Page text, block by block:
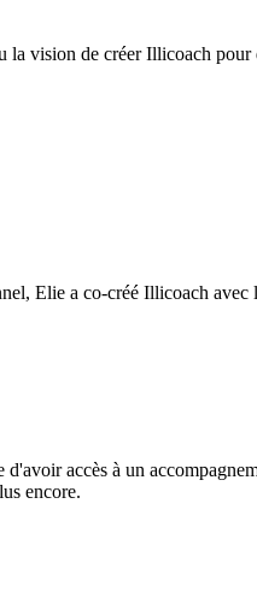
la vision de créer Illicoach
Elie a co-créé Illicoach
accès à un
encore.